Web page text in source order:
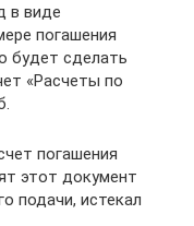
в виде
погашения
будет сделать
«Расчеты по
погашения
этот документ
подачи, истекал